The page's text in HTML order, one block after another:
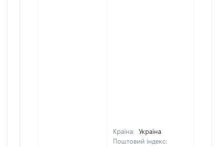
Країна:
Україна
Поштовий індекс: